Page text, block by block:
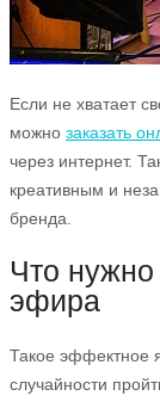
Если не хватает
можно заказать
через интернет.
креативным и
бренда.
Что нужно
эфира
Такое эффектное
случайности